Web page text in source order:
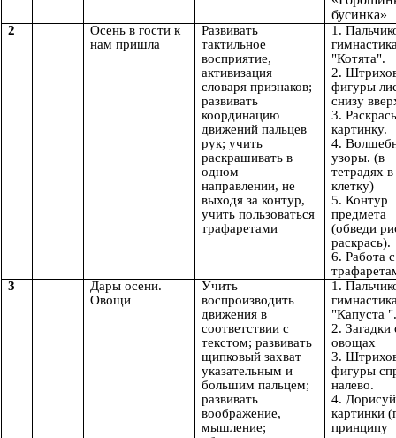
бусинка»
2
Осень в гости к
нам пришла
Развивать
тактильное
восприятие,
активизация
словаря признаков;
развивать
координацию
движений пальцев
рук; учить
раскрашивать в
одном
направлении, не
выходя за контур,
учить пользоваться
трафаретами
1.
"Котята".
2.
фигуры
снизу
3. Раскрась
картинку.
4.
узоры. (в
тетрадях в
клетку)
5. Контур
предмета
(обведи
раскрась).
6. Работа с
3
Дары осени.
Овощи
Учить
воспроизводить
движения в
соответствии с
текстом; развивать
щипковый захват
указательным и
большим пальцем;
развивать
воображение,
мышление;
1.
"Капуста ".
2. Загадки
овощах
3.
фигуры
налево.
4. Дорисуй
картинки
принципу